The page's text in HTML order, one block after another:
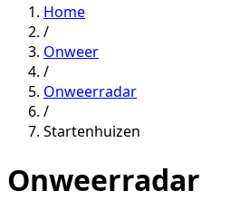
Home
/
Onweer
/
Onweerradar
/
Startenhuizen
Onweerradar